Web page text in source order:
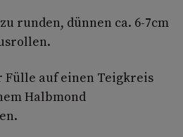
runden, dünnen ca. 6-7cm
Fülle auf einen Teigkreis
Halbmond